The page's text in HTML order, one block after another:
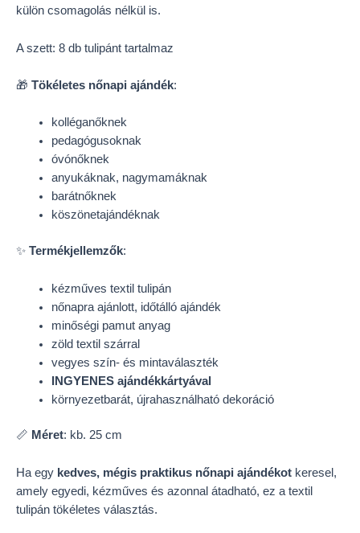
külön csomagolás nélkül is.
A szett: 8 db tulipánt tartalmaz
🎁 Tökéletes nőnapi ajándék:
kolléganőknek
pedagógusoknak
óvónőknek
anyukáknak, nagymamáknak
barátnőknek
köszönetajándéknak
✨ Termékjellemzők:
kézműves textil tulipán
nőnapra ajánlott, időtálló ajándék
minőségi pamut anyag
zöld textil szárral
vegyes szín- és mintaválaszték
INGYENES ajándékkártyával
környezetbarát, újrahasználható dekoráció
📏 Méret: kb. 25 cm
Ha egy kedves, mégis praktikus nőnapi ajándékot keresel,
amely egyedi, kézműves és azonnal átadható, ez a textil
tulipán tökéletes választás.